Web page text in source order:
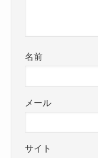
名前
メール
サイト